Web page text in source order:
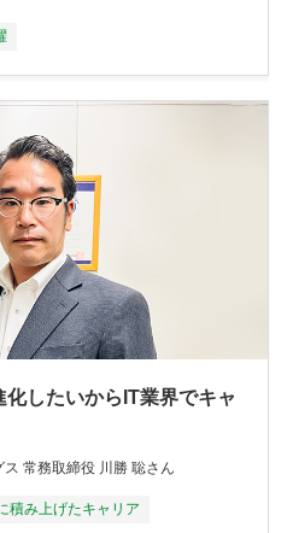
したいからIT業界でキャ
常務取締役 川勝 聡さん
積み上げたキャリア